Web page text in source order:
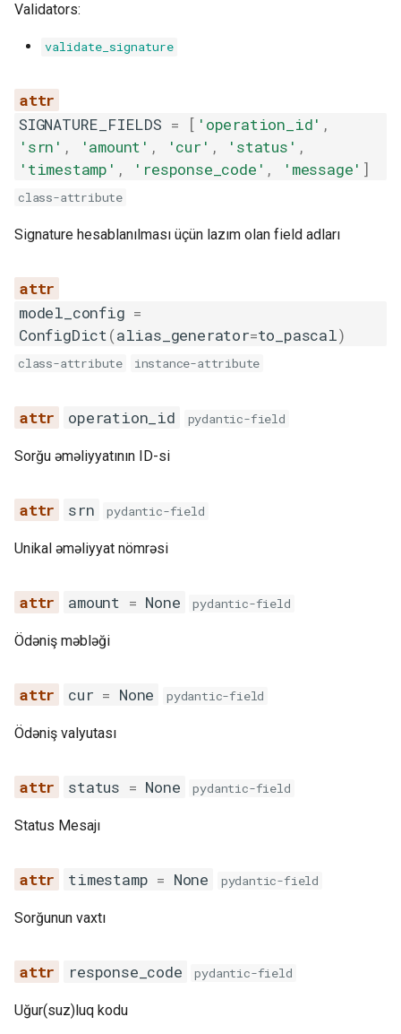
Validators:
validate_signature
SIGNATURE_FIELDS = [ 'operation_id' ,
'srn' , 'amount' , 'cur' , 'status' ,
'timestamp' , 'response_code' , 'message' ]
class-attribute
Signature hesablanılması üçün lazım olan field adları
model_config =
ConfigDict(alias_generator=to_pascal)
class-attribute instance-attribute
operation_id pydantic-field
Sorğu əməliyyatının ID-si
srn pydantic-field
Unikal əməliyyat nömrəsi
amount = None pydantic-field
Ödəniş məbləği
cur = None pydantic-field
Ödəniş valyutası
status = None pydantic-field
Status Mesajı
timestamp = None pydantic-field
Sorğunun vaxtı
response_code pydantic-field
Uğur(suz)luq kodu